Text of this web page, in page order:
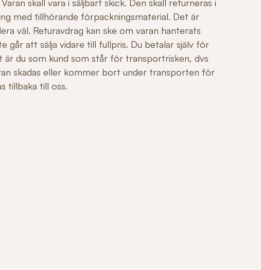
skall vara i säljbart skick. Den skall returneras i
med tillhörande förpackningsmaterial. Det är
väl. Returavdrag kan ske om varan hanterats
går att sälja vidare till fullpris. Du betalar själv för
är du som kund som står för transportrisken, dvs
skadas eller kommer bort under transporten för
tillbaka till oss.